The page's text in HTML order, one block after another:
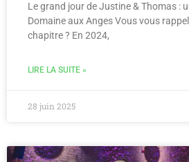
Le grand jour de Justine & Thomas :
Domaine aux Anges Vous vous
chapitre ? En 2024,
LIRE LA SUITE »
28 juin 2025